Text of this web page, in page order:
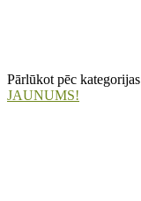
Pārlūkot pēc kategorijas
JAUNUMS!